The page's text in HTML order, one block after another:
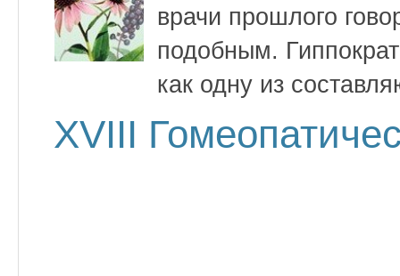
врачи прошлого
подобным.
как одну из
XVIII